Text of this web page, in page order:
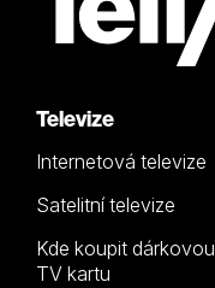
Televize
Internetová televize
Satelitní televize
Kde koupit dárkovou
TV kartu